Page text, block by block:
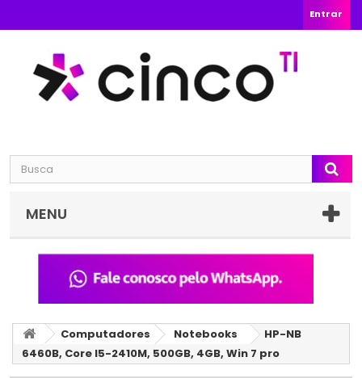
Entrar
MENU
Computadores Notebooks
HP-NB
6460B, Core I5-2410M, 500GB, 4GB, Win 7 pro